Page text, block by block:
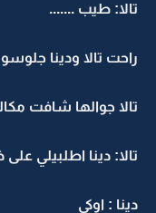
تالا: طيب .......
راحت تالا ودينا
تالا جوالها شافت
تالا: دينا اطلبيلي
دينا : اوكي